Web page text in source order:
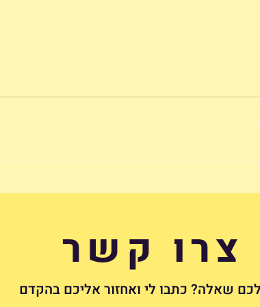
צרו קשר
שאלה? כתבו לי ואחזור אליכם בהקדם